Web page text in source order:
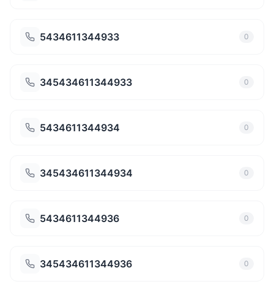
5434611344933 0
345434611344933 0
5434611344934 0
345434611344934 0
5434611344936 0
345434611344936 0